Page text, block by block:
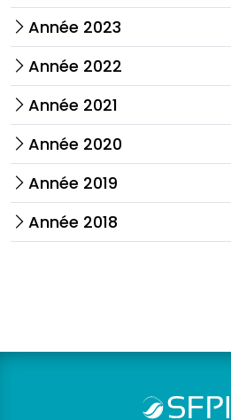
arrow_forward_ios Année 2023
arrow_forward_ios Année 2022
arrow_forward_ios Année 2021
arrow_forward_ios Année 2020
arrow_forward_ios Année 2019
arrow_forward_ios Année 2018